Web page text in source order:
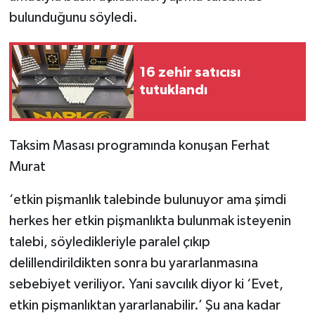
bulunduğunu söyledi.
16 zehir satıcısı
tutuklandı
Taksim Masası programında konuşan Ferhat
Murat
‘etkin pişmanlık talebinde bulunuyor ama şimdi
herkes her etkin pişmanlıkta bulunmak isteyenin
talebi, söyledikleriyle paralel çıkıp
delillendirildikten sonra bu yararlanmasına
sebebiyet veriliyor. Yani savcılık diyor ki ‘Evet,
etkin pişmanlıktan yararlanabilir.’ Şu ana kadar